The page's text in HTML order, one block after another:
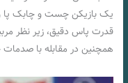
یک بازیکن چست و چابک پا
قدرت پاس دقیق، زیر نظر
همچنین در مقابله با